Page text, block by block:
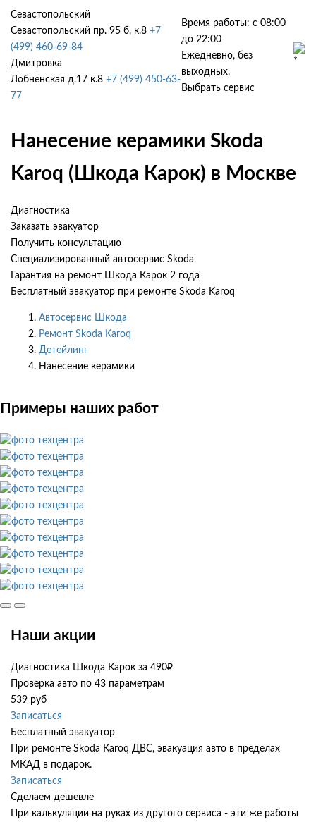
Севастопольский
Севастопольский пр. 95 б, к.8 +7
(499) 460-69-84
Дмитровка
Лобненская д.17 к.8 +7 (499) 450-63-
77
Время работы: с 08:00
до 22:00
Ежедневно, без
выходных.
Выбрать сервис
Нанесение керамики Skoda
Karoq (Шкода Карок) в Москве
Диагностика
Заказать эвакуатор
Получить консультацию
Специализированный автосервис Skoda
Гарантия на ремонт Шкода Карок 2 года
Бесплатный эвакуатор при ремонте Skoda Karoq
Автосервис Шкода
Ремонт Skoda Karoq
Детейлинг
Нанесение керамики
Примеры наших работ
Наши акции
Диагностика Шкода Карок за 490₽
Проверка авто по 43 параметрам
539 руб
Записаться
Бесплатный эвакуатор
При ремонте Skoda Karoq ДВС, эвакуация авто в пределах
МКАД в подарок.
Записаться
Сделаем дешевле
При калькуляции на руках из другого сервиса - эти же работы